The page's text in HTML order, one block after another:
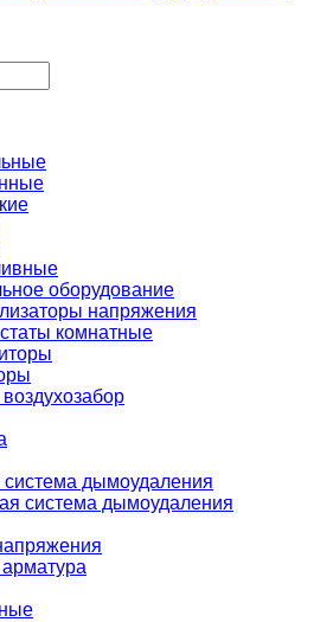
оборудование
напряжения
комнатные
система дымоудаления
система дымоудаления